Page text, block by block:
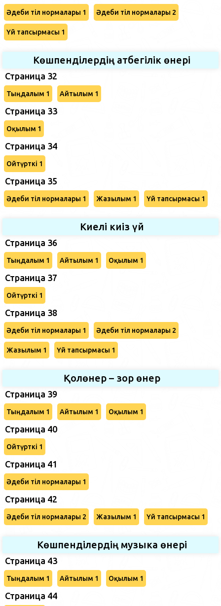
Әдеби тіл нормалары 1 Әдеби тіл нормалары 2
Үй тапсырмасы 1
Көшпенділердің атбегілік өнері
Страница 32
Тыңдалым 1 Айтылым 1
Страница 33
Оқылым 1
Страница 34
Ойтүрткі 1
Страница 35
Әдеби тіл нормалары 1 Жазылым 1 Үй тапсырмасы 1
Киелі киіз үй
Страница 36
Тыңдалым 1 Айтылым 1 Оқылым 1
Страница 37
Ойтүрткі 1
Страница 38
Әдеби тіл нормалары 1 Әдеби тіл нормалары 2
Жазылым 1 Үй тапсырмасы 1
Қолөнер – зор өнер
Страница 39
Тыңдалым 1 Айтылым 1 Оқылым 1
Страница 40
Ойтүрткі 1
Страница 41
Әдеби тіл нормалары 1
Страница 42
Әдеби тіл нормалары 2 Жазылым 1 Үй тапсырмасы 1
Көшпенділердің музыка өнері
Страница 43
Тыңдалым 1 Айтылым 1 Оқылым 1
Страница 44